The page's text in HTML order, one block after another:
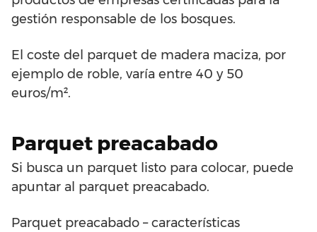
gestión responsable de los bosques.
El coste del parquet de madera maciza, por
ejemplo de roble, varía entre 40 y 50
euros/m².
Parquet preacabado
Si busca un parquet listo para colocar, puede
apuntar al parquet preacabado.
Parquet preacabado – características